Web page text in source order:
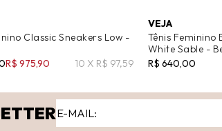
Classic Sneakers Low -
R$ 975,90 10 X R$ 97,59
VEJA
Tênis Feminino
White Sable -
R$ 640,00